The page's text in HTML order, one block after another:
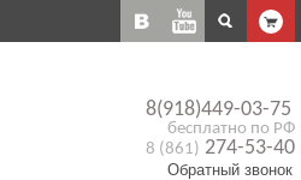
8(918)449-03-75
бесплатно по РФ
8 (861) 274-53-40
Обратный звонок